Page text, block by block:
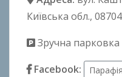
Київська обл., 08704
Зручна
Facebook: